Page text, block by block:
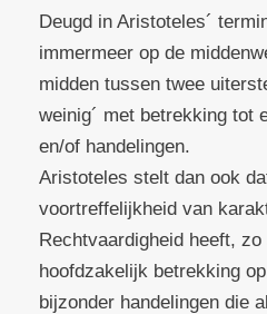
Deugd in Aristoteles´
immermeer op de
midden tussen twee
weinig´ met betrekking tot
en/of handelingen.
Aristoteles stelt dan ook
voortreffelijkheid van
Rechtvaardigheid heeft,
hoofdzakelijk betrekking
bijzonder handelingen die